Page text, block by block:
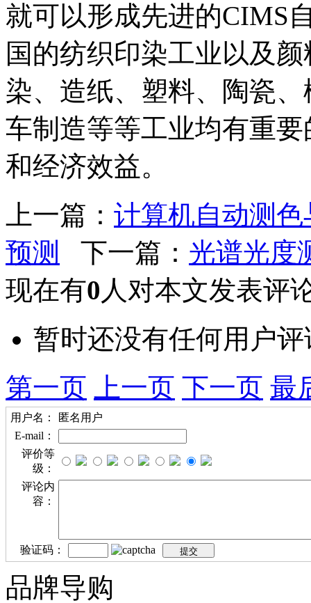
就可以形成先进的CIMS
国的纺织印染工业以及
染、造纸、塑料、陶瓷
车制造等等工业均有重
和经济效益。
上一篇： 计算机自动测
预测
下一篇： 光谱光度
现在有0 人对本文发表评
暂时还没有任何用户评
第一页
上一页 下一页 最
用户名：
匿名用户
E-mail：
评价等
级：
评论内
容：
验证码：
品牌导购